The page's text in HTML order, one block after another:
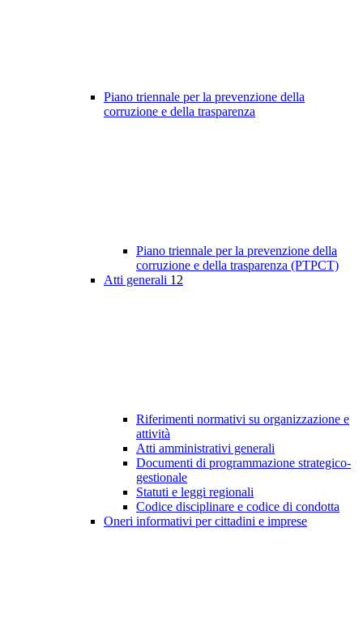
Piano triennale per la prevenzione della
corruzione e della trasparenza
Piano triennale per la prevenzione della
corruzione e della trasparenza (PTPCT)
Atti generali 12
Riferimenti normativi su organizzazione e
attività
Atti amministrativi generali
Documenti di programmazione strategico-
gestionale
Statuti e leggi regionali
Codice disciplinare e codice di condotta
Oneri informativi per cittadini e imprese